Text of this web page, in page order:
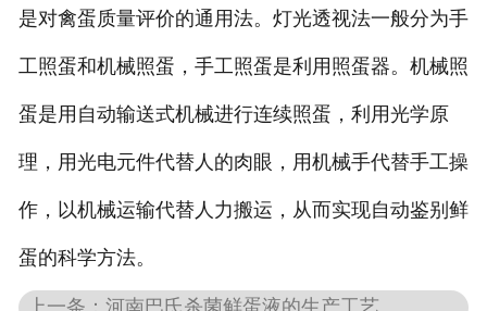
是对禽蛋质量评价的通用法。灯光透视法一般分为手
工照蛋和机械照蛋，手工照蛋是利用照蛋器。机械照
蛋是用自动输送式机械进行连续照蛋，利用光学原
理，用光电元件代替人的肉眼，用机械手代替手工操
作，以机械运输代替人力搬运，从而实现自动鉴别鲜
蛋的科学方法。